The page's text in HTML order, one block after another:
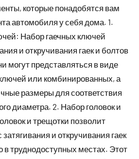
которые понадобятся вам
автомобиля у себя дома. 1.
Набор гаечных ключей
и откручивания гаек и болтов
могут представляться в виде
или комбинированных, а
размеры для соответствия
диаметра. 2. Набор головок и
и трещотки позволит
и откручивания гаек
в труднодоступных местах. Этот